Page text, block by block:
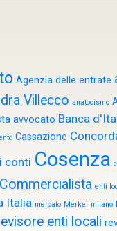
Agenzia delle entrate
Villecco anatocismo
avvocato Banca
Cassazione
conti Cosenza
enti
Italia mercato Merkel milano
enti locali